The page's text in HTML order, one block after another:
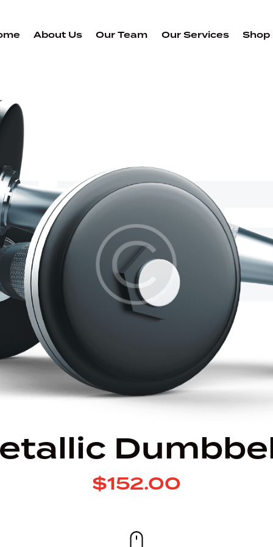
About Us Our Team Our Services Shop
$152.00